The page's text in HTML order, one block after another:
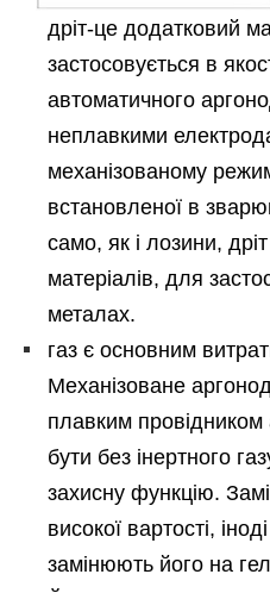
дріт-це додатковий
застосовується в
автоматичного
неплавкими
механізованому
встановленої в
само, як і лозини,
матеріалів, для
металах.
газ є основним
Механізоване
плавким
бути без інертного
захисну функцію.
високої вартості,
замінюють його на